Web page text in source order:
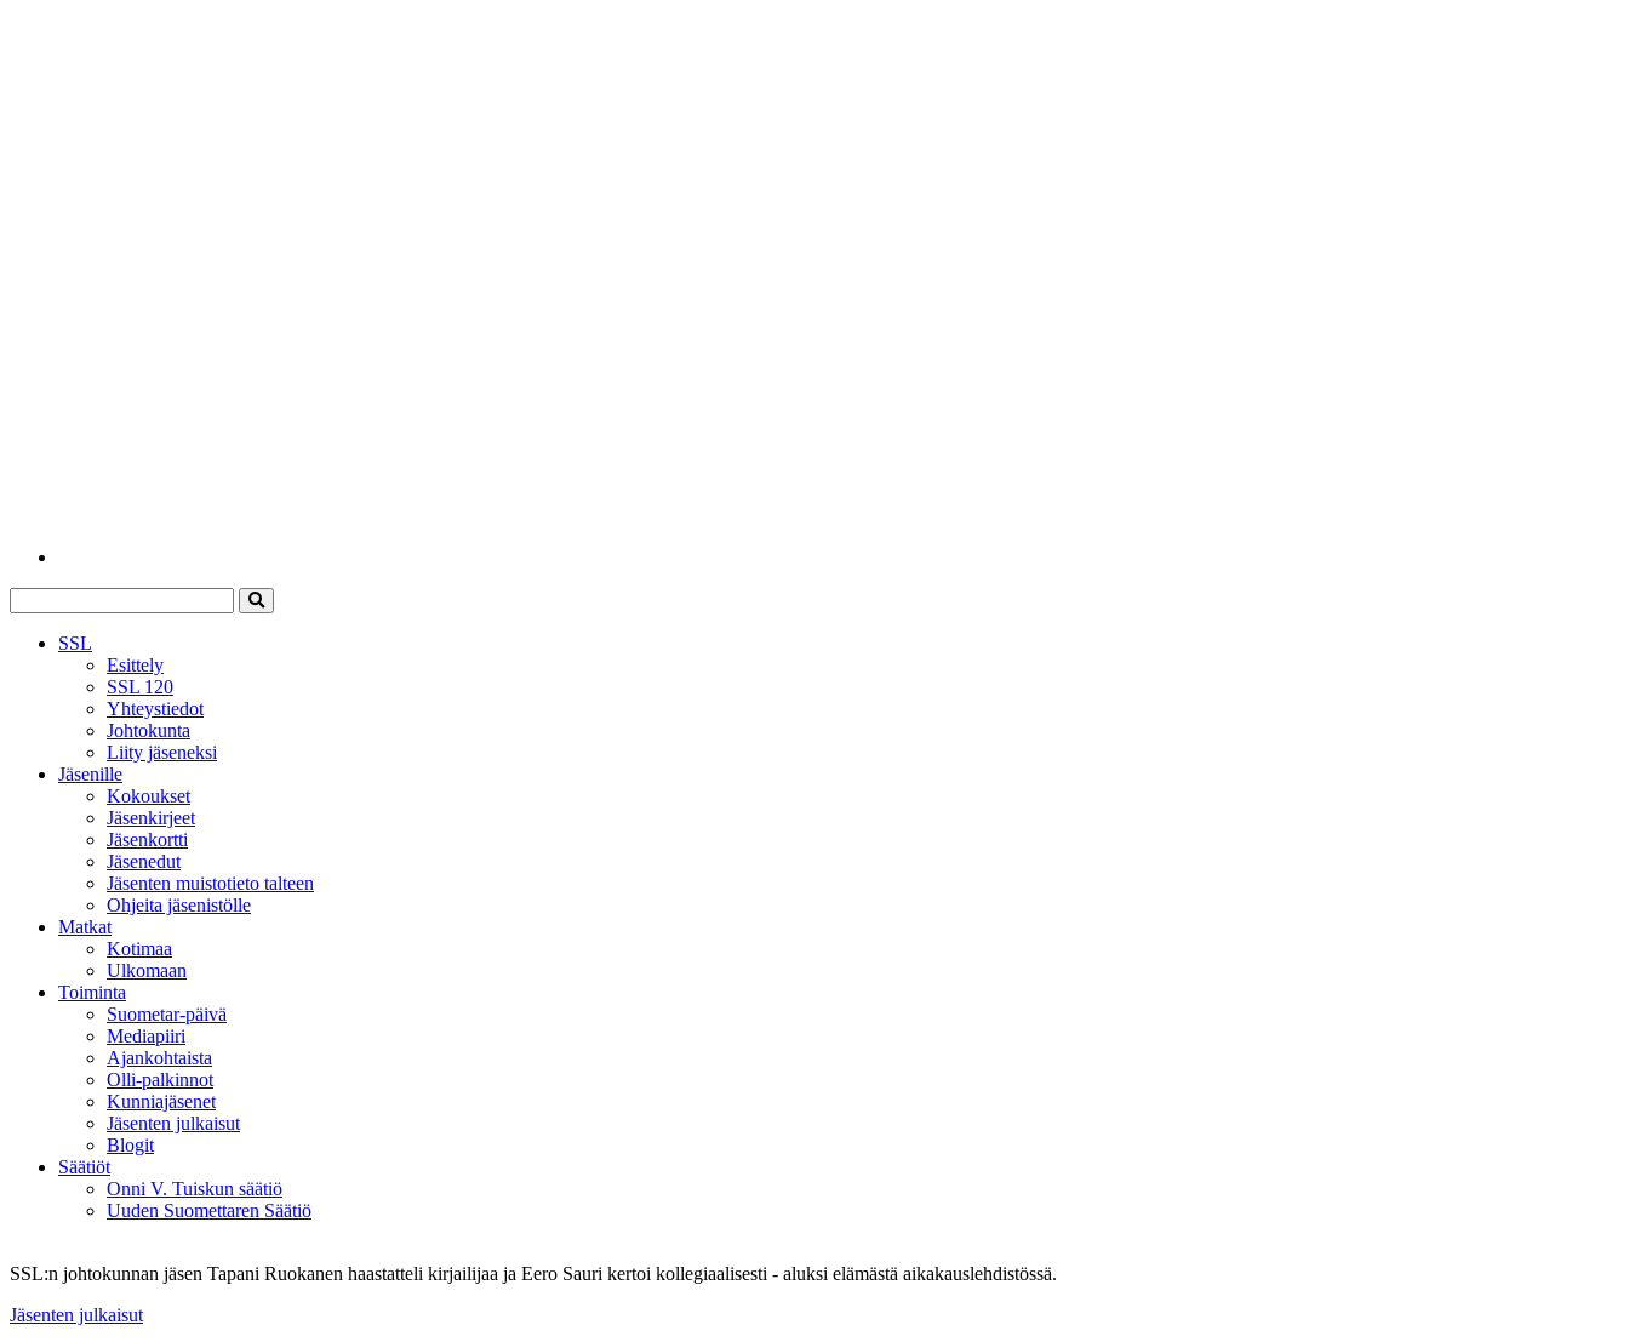
SSL
Esittely
SSL 120
Yhteystiedot
Johtokunta
Liity jäseneksi
Jäsenille
Kokoukset
Jäsenkirjeet
Jäsenkortti
Jäsenedut
Jäsenten muistotieto talteen
Ohjeita jäsenistölle
Matkat
Kotimaa
Ulkomaan
Toiminta
Suometar-päivä
Mediapiiri
Ajankohtaista
Olli-palkinnot
Kunniajäsenet
Jäsenten julkaisut
Blogit
Säätiöt
Onni V. Tuiskun säätiö
Uuden Suomettaren Säätiö
SSL:n johtokunnan jäsen Tapani Ruokanen haastatteli kirjailijaa ja Eero Sauri kertoi kollegiaalisesti - aluksi elämästä aikakauslehdistössä.
Jäsenten julkaisut